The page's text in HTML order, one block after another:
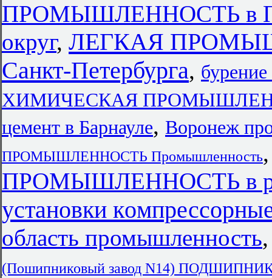
ПРОМЫШЛЕННОСТЬ в
округ, ЛЕГКАЯ
Санкт-Петербурга,
ХИМИЧЕСКАЯ
цемент в Барнауле, Воронеж
ПРОМЫШЛЕННОСТЬ Промышленность
ПРОМЫШЛЕННОСТЬ в
установки
область промышленность
(Пошипниковый завод N14)